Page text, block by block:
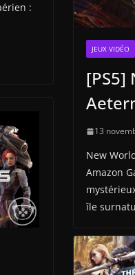
:
JEUX VIDÉO
[PS5]
13
New
Amazon
île